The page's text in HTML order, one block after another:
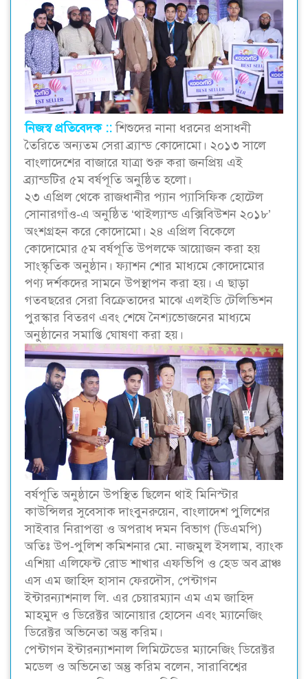
নিজস্ব প্রতিবেদক :: শিশুদের নানা ধরনের প্রসাধনী
তৈরিতে অন্যতম সেরা ব্র্যান্ড কোদোমো। ২০১৩ সালে
বাংলাদেশের বাজারে যাত্রা শুরু করা জনপ্রিয় এই
ব্র্যান্ডটির ৫ম বর্ষপূতি অনুষ্ঠিত হলো।
২৩ এপ্রিল থেকে রাজধানীর প্যান প্যাসিফিক হোটেল
সোনারগাঁও-এ অনুষ্ঠিত ‘থাইল্যান্ড এক্সিবিউশন ২০১৮’
অংশগ্রহন করে কোদোমো। ২৪ এপ্রিল বিকেলে
কোদোমোর ৫ম বর্ষপূতি উপলক্ষে আয়োজন করা হয়
সাংস্কৃতিক অনুষ্ঠান। ফ্যাশন শোর মাধ্যমে কোদোমোর
পণ্য দর্শকদের সামনে উপস্থাপন করা হয়। এ ছাড়া
গতবছরের সেরা বিক্রেতাদের মাঝে এলইডি টেলিভিশন
পুরস্কার বিতরণ এবং শেষে নৈশ্যভোজনের মাধ্যমে
অনুষ্ঠানের সমাপ্তি ঘোষণা করা হয়।
বর্ষপূতি অনুষ্ঠানে উপস্থিত ছিলেন থাই মিনিস্টার
কাউন্সিলর সুবেসাক দাংবুনরুয়েন, বাংলাদেশ পুলিশের
সাইবার নিরাপত্তা ও অপরাধ দমন বিভাগ (ডিএমপি)
অতিঃ উপ-পুলিশ কমিশনার মো. নাজমুল ইসলাম, ব্যাংক
এশিয়া এলিফেন্ট রোড শাখার এফভিপি ও হেড অব ব্রাঞ্চ
এস এম জাহিদ হাসান ফেরদৌস, পেন্টাগন
ইন্টারন্যাশনাল লি. এর চেয়ারম্যান এম এম জাহিদ
মাহমুদ ও ডিরেক্টর আনোয়ার হোসেন এবং ম্যানেজিং
ডিরেক্টর অভিনেতা অন্তু করিম।
পেন্টাগন ইন্টারন্যাশনাল লিমিটেডের ম্যানেজিং ডিরেক্টর
মডেল ও অভিনেতা অন্তু করিম বলেন, সারাবিশ্বের